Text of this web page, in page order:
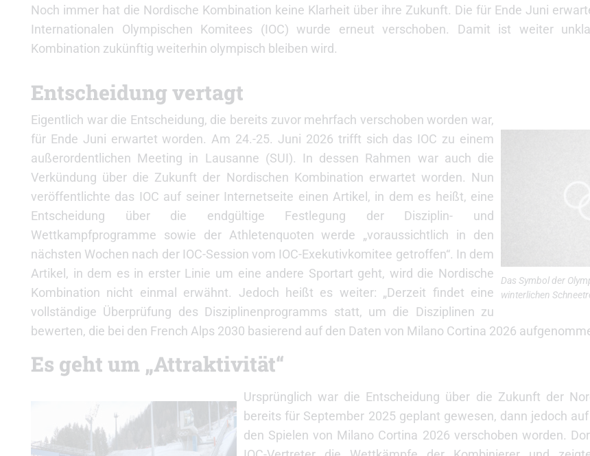
Noch immer hat die Nordische Kombination keine Klarheit über ihre Zukunft. Die für Ende Juni
Internationalen Olympischen Komitees (IOC) wurde erneut verschoben. Damit ist weiter
Kombination zukünftig weiterhin olympisch bleiben wird.
Entscheidung vertagt
Das Symbol der
winterlichen
Eigentlich war die Entscheidung, die bereits zuvor mehrfach verschoben worden war,
für Ende Juni erwartet worden. Am 24.-25. Juni 2026 trifft sich das IOC zu einem
außerordentlichen Meeting in Lausanne (SUI). In dessen Rahmen war auch die
Verkündung über die Zukunft der Nordischen Kombination erwartet worden. Nun
veröffentlichte das IOC auf seiner Internetseite einen Artikel, in dem es heißt, eine
Entscheidung über die endgültige Festlegung der Disziplin- und
Wettkampfprogramme sowie der Athletenquoten werde „voraussichtlich in den
nächsten Wochen nach der IOC-Session vom IOC-Exekutivkomitee getroffen“. In dem
Artikel, in dem es in erster Linie um eine andere Sportart geht, wird die Nordische
Kombination nicht einmal erwähnt. Jedoch heißt es weiter: „Derzeit findet eine
vollständige Überprüfung des Disziplinenprogramms statt, um die Disziplinen zu
bewerten, die bei den French Alps 2030 basierend auf den Daten von Milano Cortina 2026
Es geht um „Attraktivität“
Ursprünglich war die Entscheidung über die Zukunft der
bereits für September 2025 geplant gewesen, dann jedoch
den Spielen von Milano Cortina 2026 verschoben worden.